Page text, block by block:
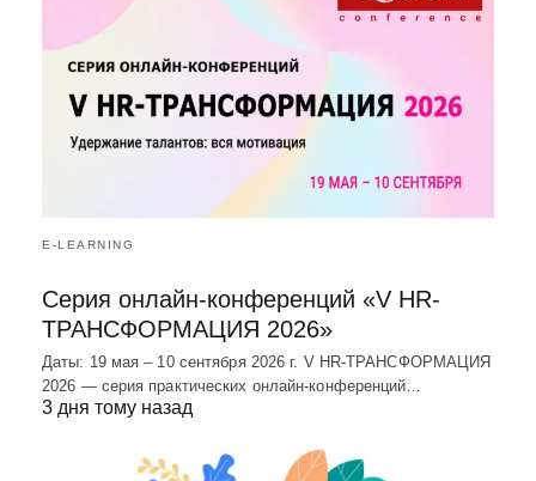
E-LEARNING
Серия онлайн-конференций «V HR-
ТРАНСФОРМАЦИЯ 2026»
Даты: 19 мая – 10 сентября 2026 г. V HR-ТРАНСФОРМАЦИЯ
2026 — серия практических онлайн-конференций…
3 дня тому назад